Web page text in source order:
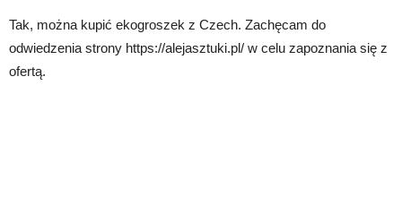
Tak, można kupić ekogroszek z Czech. Zachęcam do
odwiedzenia strony https://alejasztuki.pl/ w celu zapoznania się z
ofertą.